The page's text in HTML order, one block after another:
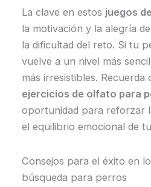
La clave en estos juegos
la motivación y la alegría
la dificultad del reto. Si tu
vuelve a un nivel más
más irresistibles. Recuerda
ejercicios de olfato para
oportunidad para reforzar
el equilibrio emocional de
Consejos para el éxito en
búsqueda para perros